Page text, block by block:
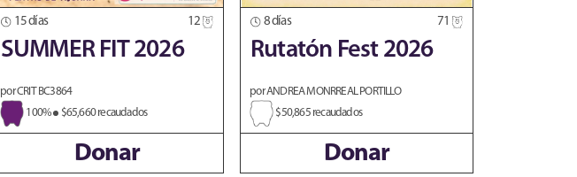
15 días 12
SUMMER FIT 2026
por CRIT BC3864
100%
$65,660 recaudados
Donar
8 días 71
Rutatón Fest 2026
por ANDREA MONRREAL PORTILLO
$50,865 recaudados
Donar